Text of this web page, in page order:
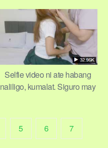
Selfie video ni ate habang
naliligo, kumalat. Siguro may
5 6 7